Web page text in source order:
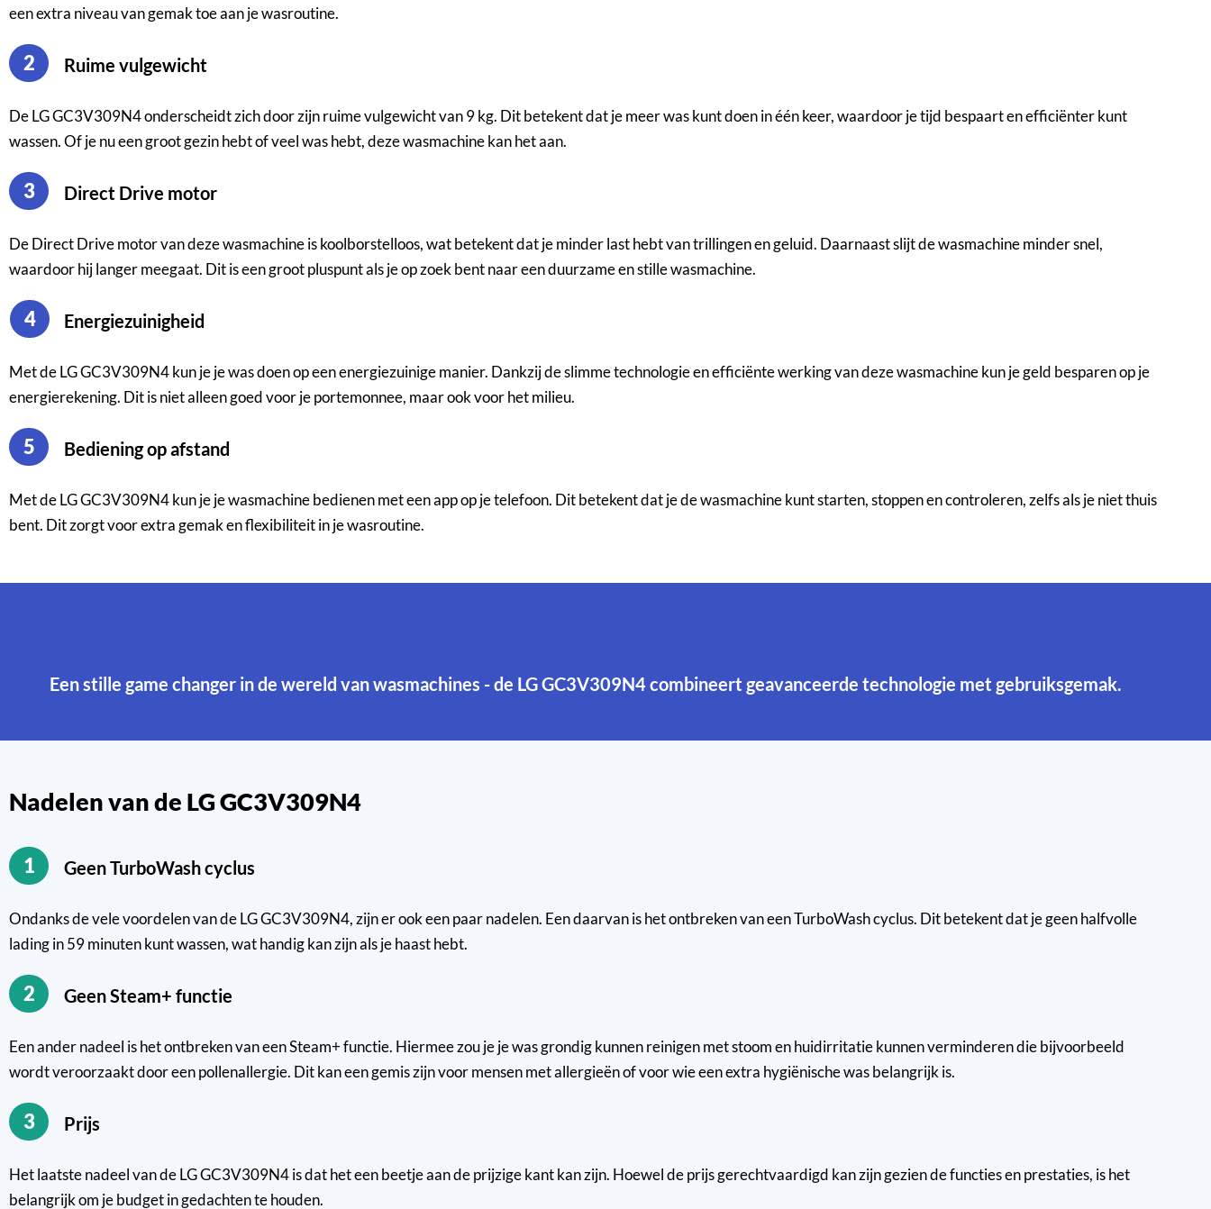
een extra niveau van gemak toe aan je wasroutine.
2 Ruime vulgewicht
De LG GC3V309N4 onderscheidt zich door zijn ruime vulgewicht van 9 kg. Dit betekent dat je meer was kunt doen in één keer, waardoor je tijd bespaart en efficiënter kunt
wassen. Of je nu een groot gezin hebt of veel was hebt, deze wasmachine kan het aan.
3 Direct Drive motor
De Direct Drive motor van deze wasmachine is koolborstelloos, wat betekent dat je minder last hebt van trillingen en geluid. Daarnaast slijt de wasmachine minder snel,
waardoor hij langer meegaat. Dit is een groot pluspunt als je op zoek bent naar een duurzame en stille wasmachine.
4 Energiezuinigheid
Met de LG GC3V309N4 kun je je was doen op een energiezuinige manier. Dankzij de slimme technologie en efficiënte werking van deze wasmachine kun je geld besparen op je
energierekening. Dit is niet alleen goed voor je portemonnee, maar ook voor het milieu.
5 Bediening op afstand
Met de LG GC3V309N4 kun je je wasmachine bedienen met een app op je telefoon. Dit betekent dat je de wasmachine kunt starten, stoppen en controleren, zelfs als je niet thuis
bent. Dit zorgt voor extra gemak en flexibiliteit in je wasroutine.
Een stille game changer in de wereld van wasmachines - de LG GC3V309N4 combineert geavanceerde technologie met gebruiksgemak.
Nadelen van de LG GC3V309N4
1 Geen TurboWash cyclus
Ondanks de vele voordelen van de LG GC3V309N4, zijn er ook een paar nadelen. Een daarvan is het ontbreken van een TurboWash cyclus. Dit betekent dat je geen halfvolle
lading in 59 minuten kunt wassen, wat handig kan zijn als je haast hebt.
2 Geen Steam+ functie
Een ander nadeel is het ontbreken van een Steam+ functie. Hiermee zou je je was grondig kunnen reinigen met stoom en huidirritatie kunnen verminderen die bijvoorbeeld
wordt veroorzaakt door een pollenallergie. Dit kan een gemis zijn voor mensen met allergieën of voor wie een extra hygiënische was belangrijk is.
3 Prijs
Het laatste nadeel van de LG GC3V309N4 is dat het een beetje aan de prijzige kant kan zijn. Hoewel de prijs gerechtvaardigd kan zijn gezien de functies en prestaties, is het
belangrijk om je budget in gedachten te houden.